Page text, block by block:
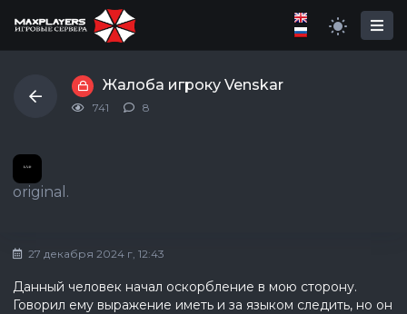
Жалоба игроку Venskar
741 8
original.
27 декабря 2024 г, 12:43
Данный человек начал оскорбление в мою сторону.
Говорил ему выражение иметь и за языком следить, но он